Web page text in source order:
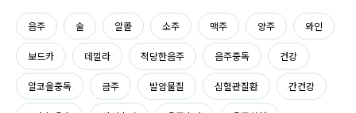
음주 술 알콜 소주 맥주 양주 와인
보드카 데낄라 적당한음주 음주중독 건강
알코올중독 금주 발암물질 심혈관질환 간건강